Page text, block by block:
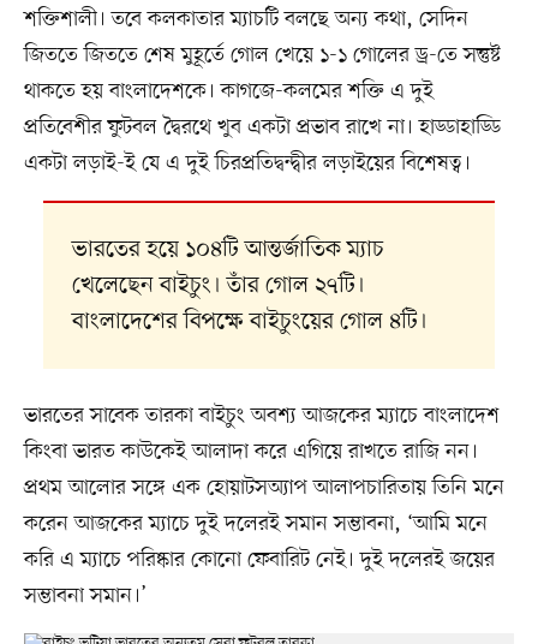
শক্তিশালী। তবে কলকাতার ম্যাচটি বলছে অন্য কথা, সেদিন
জিততে জিততে শেষ মুহূর্তে গোল খেয়ে ১-১ গোলের ড্র-তে সন্তুষ্ট
থাকতে হয় বাংলাদেশকে। কাগজে-কলমের শক্তি এ দুই
প্রতিবেশীর ফুটবল দ্বৈরথে খুব একটা প্রভাব রাখে না। হাড্ডাহাড্ডি
একটা লড়াই-ই যে এ দুই চিরপ্রতিদ্বন্দ্বীর লড়াইয়ের বিশেষত্ব।
ভারতের হয়ে ১০৪টি আন্তর্জাতিক ম্যাচ
খেলেছেন বাইচুং। তাঁর গোল ২৭টি।
বাংলাদেশের বিপক্ষে বাইচুংয়ের গোল ৪টি।
ভারতের সাবেক তারকা বাইচুং অবশ্য আজকের ম্যাচে বাংলাদেশ
কিংবা ভারত কাউকেই আলাদা করে এগিয়ে রাখতে রাজি নন।
প্রথম আলোর সঙ্গে এক হোয়াটসঅ্যাপ আলাপচারিতায় তিনি মনে
করেন আজকের ম্যাচে দুই দলেরই সমান সম্ভাবনা, ‘আমি মনে
করি এ ম্যাচে পরিষ্কার কোনো ফেবারিট নেই। দুই দলেরই জয়ের
সম্ভাবনা সমান।’